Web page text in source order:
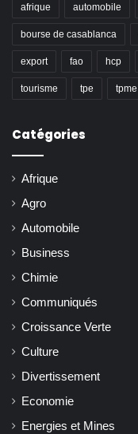
afrique automobile
bourse de casablanca
export fao hcp
tourisme tpe tpme
Catégories
Afrique
Agro
Automobile
Business
Chimie
Communiqués
Croissance Verte
Culture
Divertissement
Economie
Energies et Mines